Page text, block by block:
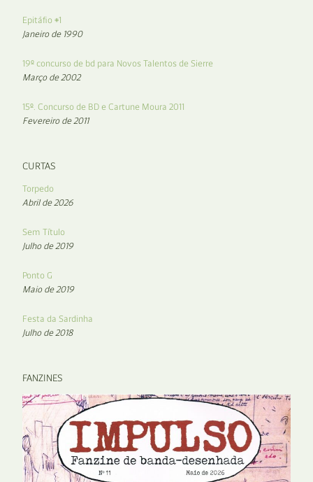
Epitáfio #1
Janeiro de 1990
19º concurso de bd para Novos Talentos de Sierre
Março de 2002
15º. Concurso de BD e Cartune Moura 2011
Fevereiro de 2011
CURTAS
Torpedo
Abril de 2026
Sem Título
Julho de 2019
Ponto G
Maio de 2019
Festa da Sardinha
Julho de 2018
FANZINES